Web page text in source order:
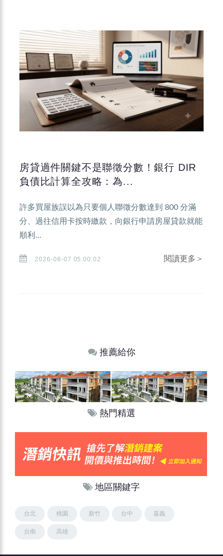
房貸過件關鍵不是聯徵分數！銀行 DIR
負債比計算全攻略：為...
許多買屋族誤以為只要個人聯徵分數達到 800 分滿
分、過往信用卡按時繳款，向銀行申請房屋貸款就能
順利...
2026-08-07 05:00:02 閱讀更多＞
推薦給你
熱門精選
地區關鍵字
台北 桃園 新竹 台中 嘉義
台南 高雄